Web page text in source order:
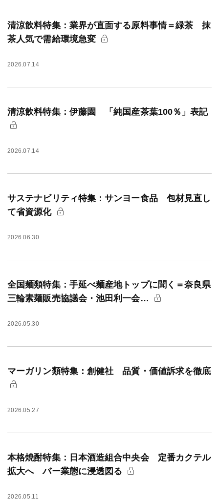
清涼飲料特集：業界が直面する原料事情＝緑茶 抹
茶人気で需給環境急変
2026.07.14
清涼飲料特集：伊藤園 「純国産茶葉100％」表記
2026.07.14
サステナビリティ特集：サンヨー食品 包材見直し
て省資源化
2026.06.30
全国麺類特集：手延べ麺産地トップに聞く＝奈良県
三輪素麺販売協議会・池田利一会…
2026.05.30
マーガリン類特集：創健社 品質・価値訴求を徹底
2026.05.27
本格焼酎特集：日本酒造組合中央会 定番カクテル
拡大へ バー業態に浸透図る
2026.05.11